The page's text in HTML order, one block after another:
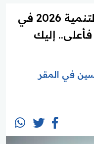
وظائف البنك الإسلامي للتنمية 2026 في
إليك
في المقر